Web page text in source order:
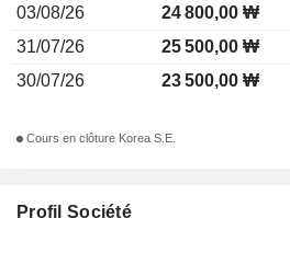
Profil Société
03/08/26
24 800,00 ₩
31/07/26
25 500,00 ₩
30/07/26
23 500,00 ₩
Cours en clôture Korea S.E.